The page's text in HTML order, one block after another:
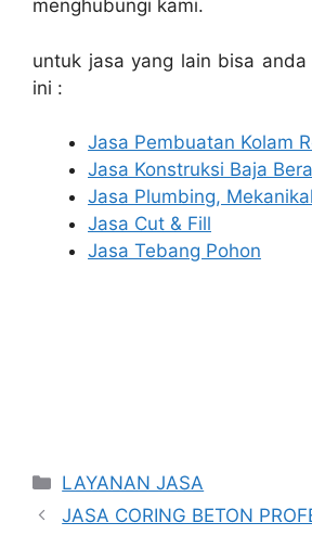
menghubungi kami.
untuk jasa yang lain bisa
ini :
Jasa Pembuatan Kolam
Jasa Konstruksi Baja
Jasa Plumbing,
Jasa Cut & Fill
Jasa Tebang Pohon
Categories
LAYANAN JASA
JASA CORING BETON